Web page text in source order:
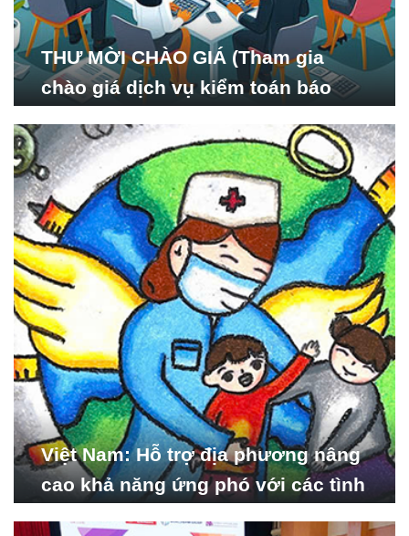
THƯ MỜI CHÀO GIÁ (Tham gia
chào giá dịch vụ kiểm toán báo
Nghiên cứu Phát triển Xã
hội_ISDS)
Việt Nam: Hỗ trợ địa phương nâng
cao khả năng ứng phó với các tình